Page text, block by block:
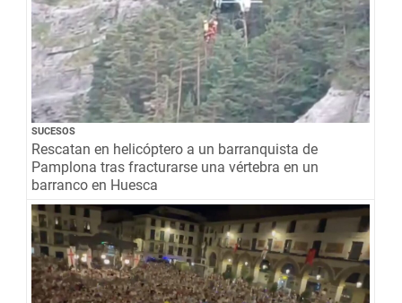
SUCESOS
Rescatan en helicóptero a un barranquista de
Pamplona tras fracturarse una vértebra en un
barranco en Huesca